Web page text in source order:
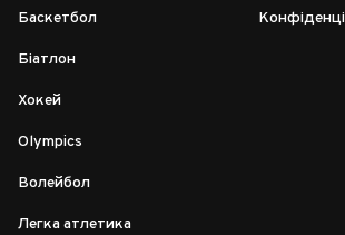
Баскетбол
Біатлон
Хокей
Olympics
Волейбол
Легка атлетика